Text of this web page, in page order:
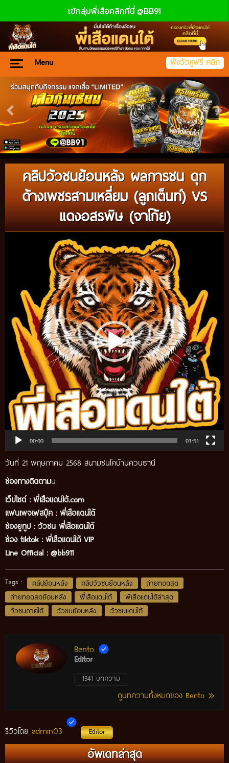
เข้กลุ่มพี่เสือคลิกที่นี่ @BB91
Menu ฟังวัวหูฟรี คลิก
คลิปวัวชนย้อนหลัง ผลการชน ดุก
ด้างเพชรสามเหลี่ยม (ลูกเต็นท์) VS
แดงอสรพิษ (จาโก้ย)
00:00 01:51
วันที่ 21 พฤษภาคม 2568 สนามชนโคบ้านควนธานี
ช่องทางติดตามน
เว็บไซต์ : พี่เสือแดนใต้.com
แฟนเพจเฟสบุ๊ค : พี่เสือแดนใต้
ช่องยูทูป : วัวชน พี่เสือแดนใต้
ช่อง tiktok : พี่เสือแดนใต้ VIP
Line Official : @bb911
Tags : คลิปย้อนหลัง คลิปวัวชนย้อนหลัง
ถ่ายทอดสด
ถ่ายทอดสดย้อนหลัง
พี่เสือแดนใต้
พี่เสือแดนใต้ล่าสุด
วัวชนภาคใต้
วัวชนย้อนหลัง วัวชนแดนใต้
Bento
Editor
1341 บทความ
ดูบทความทั้งหมดของ Bento
รีวิวโดย admin03 Editor
อัพเดทล่าสุด